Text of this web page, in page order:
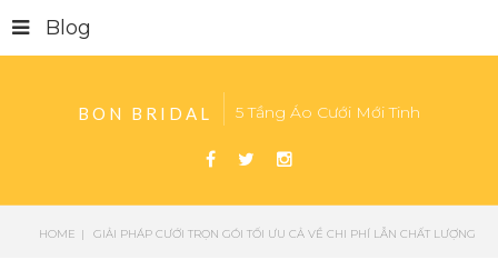
BON BRIDAL 5 Tầng Áo Cưới Mới Tinh
Blog
HOME GIẢI PHÁP CƯỚI TRỌN GÓI TỐI ƯU CẢ VỀ CHI PHÍ LẪN CHẤT LƯỢNG